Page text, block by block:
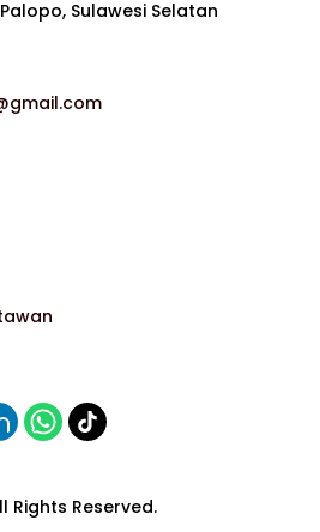
Sulawesi Selatan
Rights Reserved.